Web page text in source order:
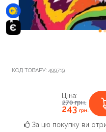
КОД ТОВАРУ: 499719
Ціна:
270грн.
243грн.
За цю покупку ви